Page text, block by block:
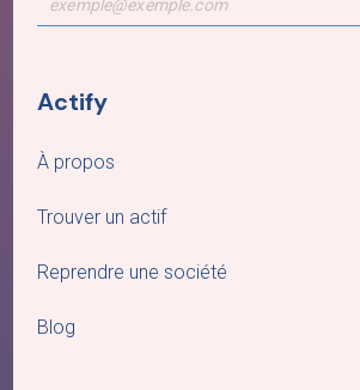
Actify
À propos
Trouver un actif
Reprendre une société
Blog